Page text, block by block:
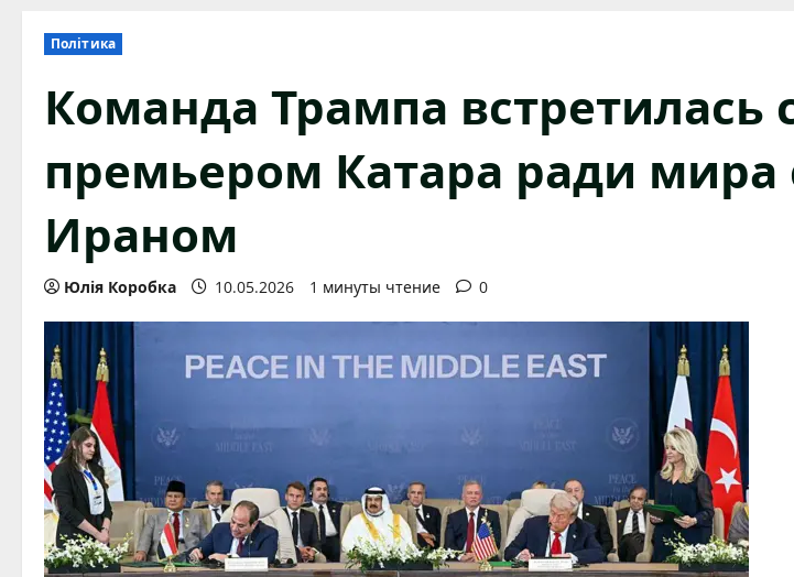
Політика
Команда Трампа встретилась
премьером Катара ради мира
Ираном
Юлія Коробка 10.05.2026 1 минуты чтение 0